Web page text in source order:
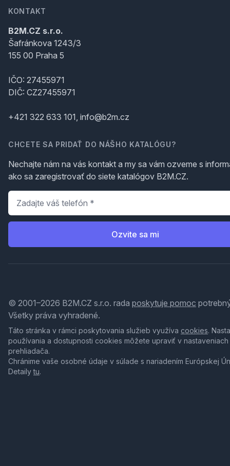
KONTAKT
B2M.CZ s.r.o.
Šafránkova 1243/3
155 00 Praha 5
IČO: 27455971
DIČ: CZ27455971
+421 322 633 101, info@b2m.cz
CHCETE SA PRIDAŤ DO NÁŠHO KATALÓGU?
Nechajte nám na vás kontakt a my sa vám ozveme s
ako sa zaregistrovať do siete katalógov B2M.CZ.
Telefón
Ozvite sa mi
© 2001–2026 B2M.CZ s.r.o. rada poskytuje pomoc
Všetky práva vyhradené.
Táto stránka v rámci poskytovania služieb využíva cookies.
používania a dostupnosti cookies môžete upraviť v nastaveniach
prehliadača.
Chránime vaše osobné údaje v súlade s nariadením Európskej
Detailytu.